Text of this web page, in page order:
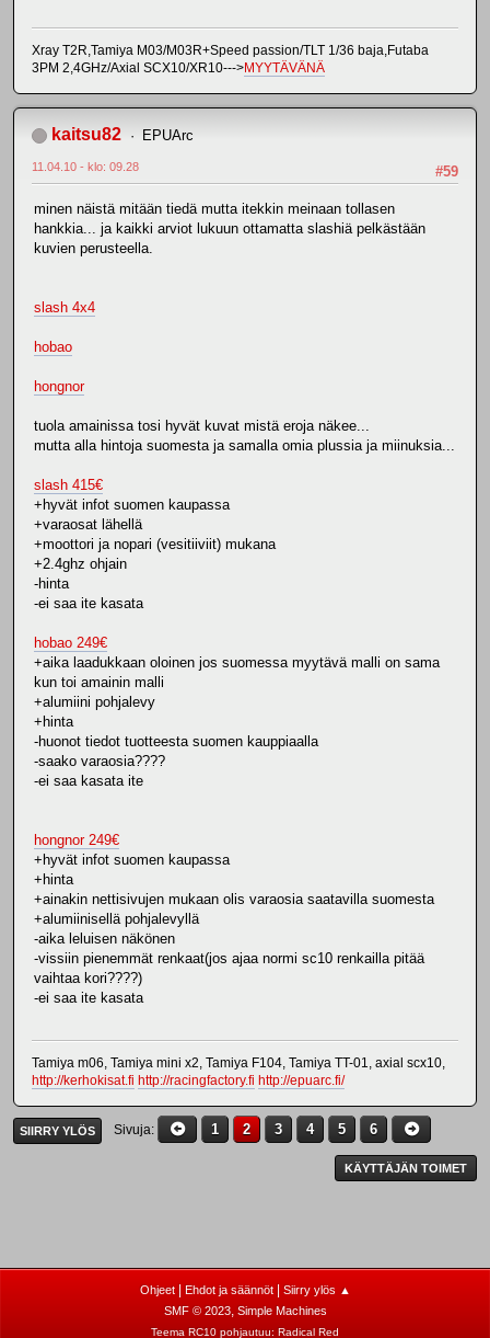
Xray T2R,Tamiya M03/M03R+Speed passion/TLT 1/36 baja,Futaba
3PM 2,4GHz/Axial SCX10/XR10--->MYYTÄVÄNÄ
kaitsu82 EPUArc
#59
11.04.10 - klo: 09.28
minen näistä mitään tiedä mutta itekkin meinaan tollasen
hankkia... ja kaikki arviot lukuun ottamatta slashiä pelkästään
kuvien perusteella.
slash 4x4
hobao
hongnor
tuola amainissa tosi hyvät kuvat mistä eroja näkee...
mutta alla hintoja suomesta ja samalla omia plussia ja miinuksia...
slash 415€
+hyvät infot suomen kaupassa
+varaosat lähellä
+moottori ja nopari (vesitiiviit) mukana
+2.4ghz ohjain
-hinta
-ei saa ite kasata
hobao 249€
+aika laadukkaan oloinen jos suomessa myytävä malli on sama
kun toi amainin malli
+alumiini pohjalevy
+hinta
-huonot tiedot tuotteesta suomen kauppiaalla
-saako varaosia????
-ei saa kasata ite
hongnor 249€
+hyvät infot suomen kaupassa
+hinta
+ainakin nettisivujen mukaan olis varaosia saatavilla suomesta
+alumiinisellä pohjalevyllä
-aika leluisen näkönen
-vissiin pienemmät renkaat(jos ajaa normi sc10 renkailla pitää
vaihtaa kori????)
-ei saa ite kasata
Tamiya m06, Tamiya mini x2, Tamiya F104, Tamiya TT-01, axial scx10,
http://kerhokisat.fi http://racingfactory.fi http://epuarc.fi/
SIIRRY YLÖS Sivuja 1 2 3 4 5 6
KÄYTTÄJÄN TOIMET
Ohjeet| Ehdot ja säännöt|
Siirry ylös ▲
SMF © 2023, Simple Machines
Teema RC10 pohjautuu: Radical Red